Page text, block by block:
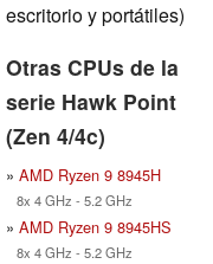
escritorio y portátiles)
Otras CPUs de la
serie Hawk Point
(Zen 4/4c)
» AMD Ryzen 9 8945H
8x 4 GHz - 5.2 GHz
» AMD Ryzen 9 8945HS
8x 4 GHz - 5.2 GHz